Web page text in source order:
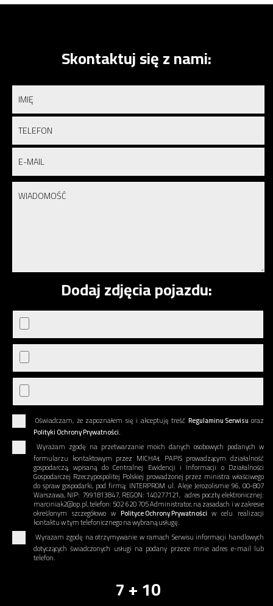
Skontaktuj się z nami:
Dodaj zdjęcia pojazdu:
Oświadczam, że zapoznałem się i akceptuję treść Regulaminu Serwisu oraz
Polityki Ochrony Prywatności.
Wyrażam zgodę na przetwarzanie moich danych osobowych podanych w
formularzu kontaktowym przez MICHAŁ PAPIS prowadzącym działalność
gospodarczą, wpisaną do Centralnej Ewidencji i Informacji o Działalności
Gospodarczej Rzeczypospolitej Polskiej prowadzonej przez ministra właściwego
do spraw gospodarki, pod firmą: INTERPROM ul. Aleje Jerozolismie 96, 00-807
Warszawa, NIP: 7991813847, REGON: 140277121, adres poczty elektronicznej:
marciniak2@op.pl, telefon: 502 620 705 Administrator, na zasadach i w zakresie
określonym szczegółowo w Polityce Ochrony Prywatności w celu realizacji
kontaktu w tym telefonicznego na wybraną usługę.
Wyrażam zgodę na otrzymywanie w ramach Serwisu informacji handlowych
dotyczących świadczonych usługi na podany przeze mnie adres e-mail lub
telefon.
7 + 10